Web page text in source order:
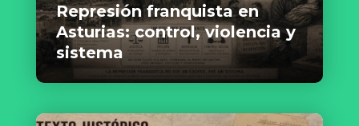
Represión franquista en
Asturias: control, violencia y
sistema